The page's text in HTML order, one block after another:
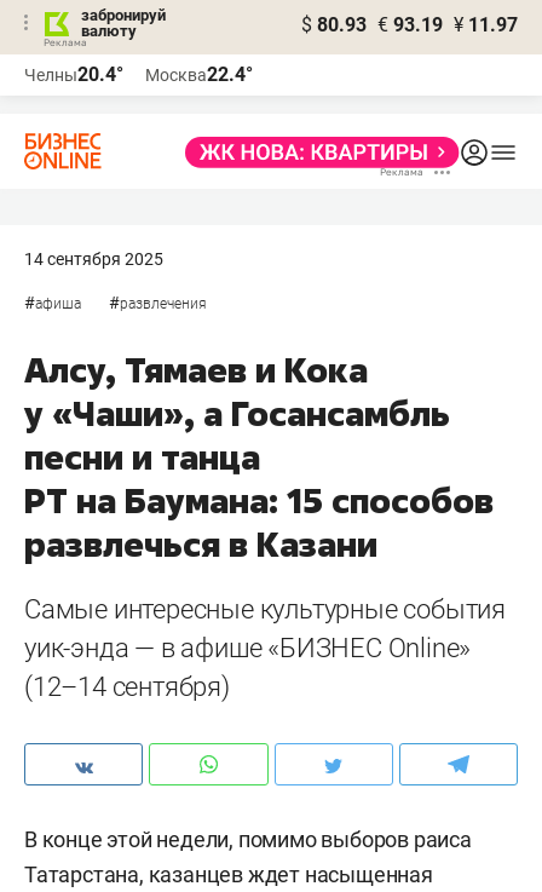
забронируй
валюту
$ 80.93 € 93.19 ¥ 11.97
Челны20.4° Москва22.4°
14 сентября 2025
#афиша #развлечения
Алсу, Тямаев и Кока
у «Чаши», а Госансамбль
песни и танца
РТ на Баумана: 15 способов
развлечься в Казани
Самые интересные культурные события
уик-энда — в афише «БИЗНЕС Online»
(12–14 сентября)
В конце этой недели, помимо выборов раиса
Татарстана, казанцев ждет насыщенная